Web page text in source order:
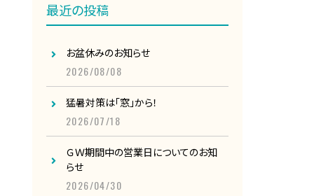
最近の投稿
お盆休みのお知らせ
2026/08/08
猛暑対策は「窓」から！
2026/07/18
ＧＷ期間中の営業日についてのお知
らせ
2026/04/30